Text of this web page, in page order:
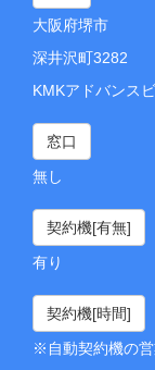
大阪府堺市
深井沢町3282
KMKアドバンス
窓口
無し
契約機[有無]
有り
契約機[時間]
※自動契約機の